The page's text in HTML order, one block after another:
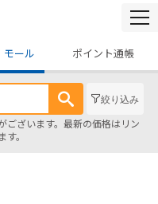
モール ポイント通帳
絞り込み
ございます。最新の価格はリン
。